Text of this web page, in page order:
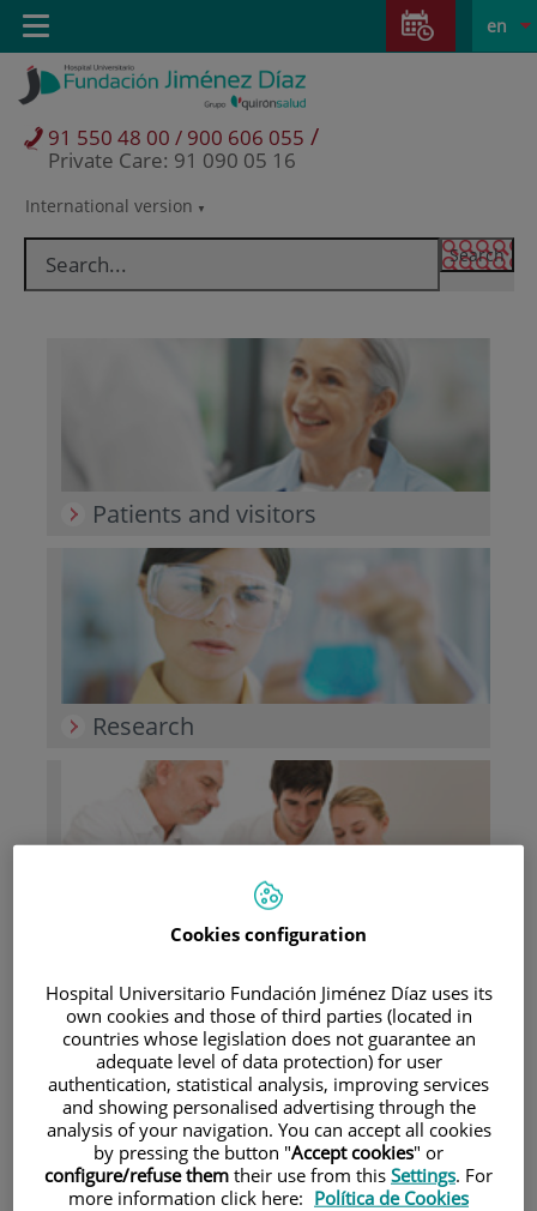
Jump to content
Jump
content
Language
selector
Active
en
International version
91 550 48 00 / 900 606 055 /
Private Care: 91 090 05 16
Toggle
navigation
Patients and visitors
Research
Teaching
Teléfono de atención al usuario
900 301 013
HOME|CUADRO MÉDICO
Cookies configuration
Hospital Universitario Fundación Jiménez Díaz uses its
own cookies and those of third parties (located in
countries whose legislation does not guarantee an
adequate level of data protection) for user
authentication, statistical analysis, improving services
and showing personalised advertising through the
analysis of your navigation. You can accept all cookies
by pressing the button "Accept cookies" or
configure/refuse them their use from this Settings. For
more information click here: Política de Cookies